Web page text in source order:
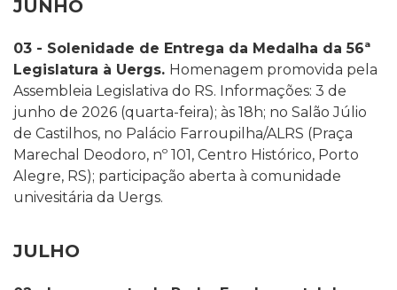
JUNHO
03 - Solenidade de Entrega da Medalha da 56ª
Legislatura à Uergs. Homenagem promovida pela
Assembleia Legislativa do RS. Informações: 3 de
junho de 2026 (quarta-feira); às 18h; no Salão Júlio
de Castilhos, no Palácio Farroupilha/ALRS (Praça
Marechal Deodoro, nº 101, Centro Histórico, Porto
Alegre, RS); participação aberta à comunidade
univesitária da Uergs.
JULHO